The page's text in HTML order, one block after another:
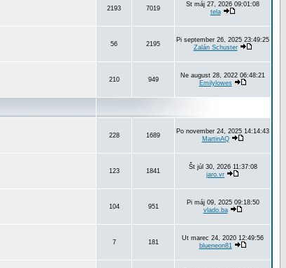
2193 7019
St máj 27, 2026 09:01:08
tela
56 2195
Pi september 26, 2025 23:49:25
Zalán Schuster
210 949
Ne august 28, 2022 06:48:21
Emilylowes
228 1689
Po november 24, 2025 14:14:43
MartinAQ
123 1841
Št júl 30, 2026 11:37:08
jaro.vr
104 951
Pi máj 09, 2025 09:18:50
vlado.ba
7 181
Ut marec 24, 2020 12:49:56
blueneon81